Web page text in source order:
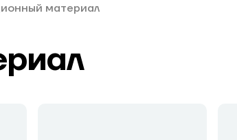
материал